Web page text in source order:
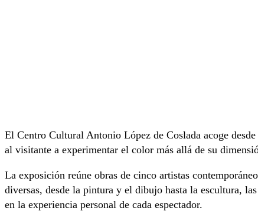
El Centro Cultural Antonio López de Coslada acoge
al visitante a experimentar el color más allá de su
La exposición reúne obras de cinco artistas
diversas, desde la pintura y el dibujo hasta la escultura,
en la experiencia personal de cada espectador.